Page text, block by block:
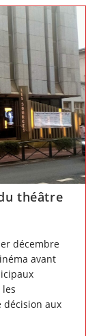
théâtre
décembre
avant
décision aux